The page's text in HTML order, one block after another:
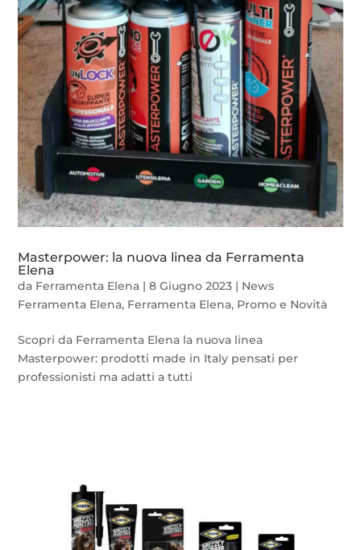
Masterpower: la nuova linea da Ferramenta
Elena
da Ferramenta Elena |8 Giugno 2023 | News
Ferramenta Elena, Ferramenta Elena, Promo e Novità
Scopri da Ferramenta Elena la nuova linea
Masterpower: prodotti made in Italy pensati per
professionisti ma adatti a tutti